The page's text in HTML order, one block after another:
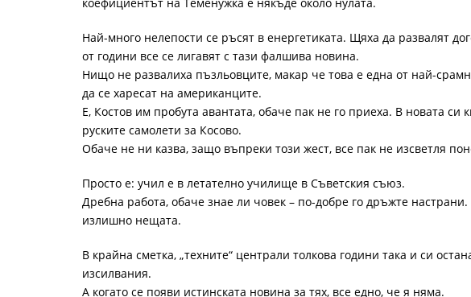
Най-много нелепости се ръсят в енергетиката. Щяха да развалят
от години все се лигавят с тази фалшива новина.
Нищо не развалиха пъзльовците, макар че това е една от най-
да се харесат на американците.
Е, Костов им пробута авантата, обаче пак не го приеха. В новата си
руските самолети за Косово.
Обаче не ни казва, защо въпреки този жест, все пак не изсветля
Просто е: учил е в летателно училище в Съветския съюз.
Дребна работа, обаче знае ли човек – по-добре го дръжте
излишно нещата.
В крайна сметка, „техните“ централи толкова години така и си
изсилвания.
А когато се появи истинската новина за тях, все едно, че я няма.